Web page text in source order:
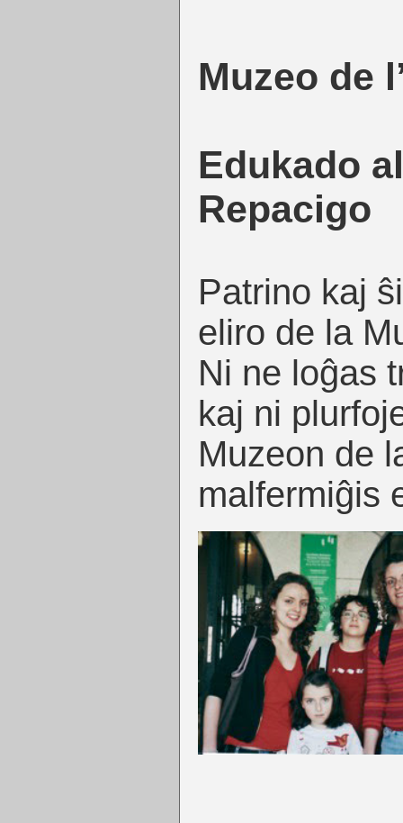
Muzeo de
Edukado
Repacigo
Patrino kaj
eliro de la
Ni ne loĝas
kaj ni
Muzeon de
malfermiĝis